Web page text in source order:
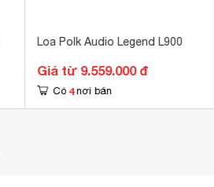
Loa Polk Audio Legend L900
Giá từ 9.559.000 đ
Có 4 nơi bán